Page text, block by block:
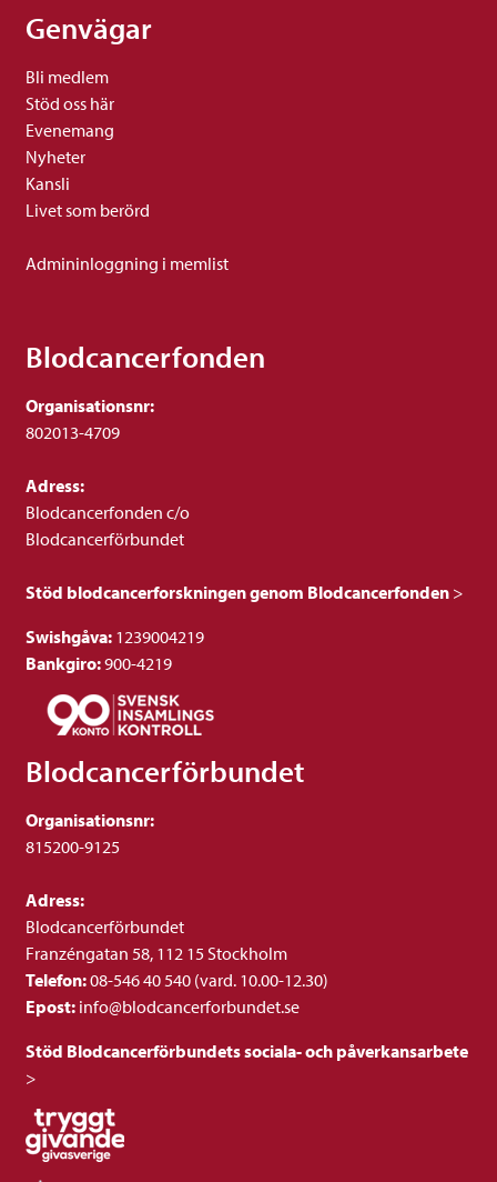
Genvägar
Bli medlem
Stöd oss här
Evenemang
Nyheter
Kansli
Livet som berörd
Admininloggning i memlist
Blodcancerfonden
Organisationsnr:
802013-4709
Adress:
Blodcancerfonden c/o
Blodcancerförbundet
Stöd blodcancerforskningen genom Blodcancerfonden >
Swishgåva: 1239004219
Bankgiro:900-4219
Blodcancerförbundet
Organisationsnr:
815200-9125
Adress:
Blodcancerförbundet
Franzéngatan 58, 112 15 Stockholm
Telefon:08-546 40 540 (vard. 10.00-12.30)
Epost: info@blodcancerforbundet.se
Stöd Blodcancerförbundets sociala- och påverkansarbete
>